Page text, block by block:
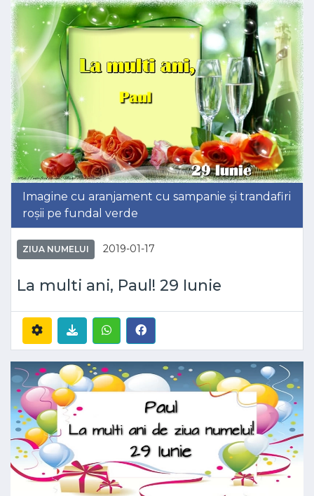
Imagine cu aranjament cu sampanie și trandafiri
roșii pe fundal verde
ZIUA NUMELUI 2019-01-17
La multi ani, Paul! 29 Iunie